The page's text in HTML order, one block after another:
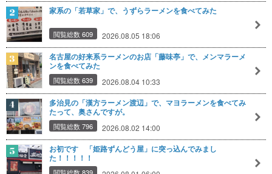
家系の「若草家」で、うずらラーメンを食べてみた
閲覧総数 609 2026.08.05 18:06
名古屋の好来系ラーメンのお店「藤味亭」で、メンマラーメ
ンを食べてみた
閲覧総数 639 2026.08.04 10:33
多治見の「漢方ラーメン渡辺」で、マヨラーメンを食べてみ
たって、奥さんですが。
閲覧総数 796 2026.08.02 14:00
お初です 「姫路ずんどう屋」に突っ込んでみまし
た！！！！！
閲覧総数 839